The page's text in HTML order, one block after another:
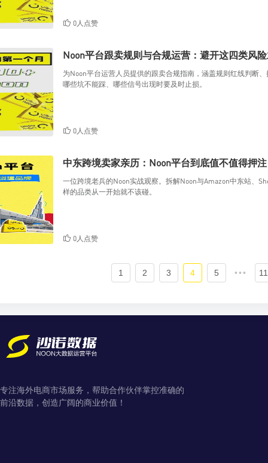
0人点赞
Noon平台跟卖规则与合规运营：避开这四类风
为Noon平台运营人员提供的跟卖合规指南，涵盖规则红线判断
哪些坑不能踩、哪些信号出现时要及时止损。
0人点赞
中东跨境卖家亲历：Noon平台到底值不值得押注
一位跨境老兵的Noon实战观察。拆解Noon与Amazon中东站、
样的品类从一开始就不该碰。
0人点赞
1 2 3 4 5 •••
专注海外电商市场服务，帮助合作伙伴掌控准确的
前沿数据，创造广阔的商业价值！